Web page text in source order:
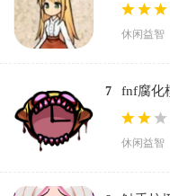
汉化组
休闲益智
7
fnf腐化
休闲益智